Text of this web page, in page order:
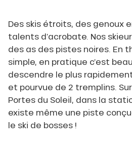
Des skis étroits, des genoux
talents d’acrobate. Nos
des as des pistes noires. En
simple, en pratique c’est
descendre le plus
et pourvue de 2 tremplins.
Portes du Soleil, dans la
existe même une piste
le ski de bosses !